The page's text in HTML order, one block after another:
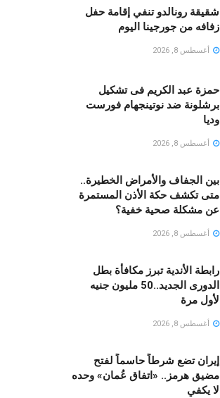
شقيقة رونالدو تنفي إقامة حفل
زفافه من جورجينا اليوم
أغسطس 8, 2026
حمزة عبد الكريم فى تشكيل
برشلونة ضد نوتينجهام فورست
وديا
أغسطس 8, 2026
بين الجفاف والأمراض الخطيرة..
متى تكشف حكة الأذن المستمرة
عن مشكلة صحية خفية؟
أغسطس 8, 2026
رابطة الأندية تبرز مكافأة بطل
الدورى الجديد..50 مليون جنيه
لأول مرة
أغسطس 8, 2026
إيران تضع شرطاً حاسماً لفتح
مضيق هرمز.. «اتفاق عُمان» وحده
لا يكفي